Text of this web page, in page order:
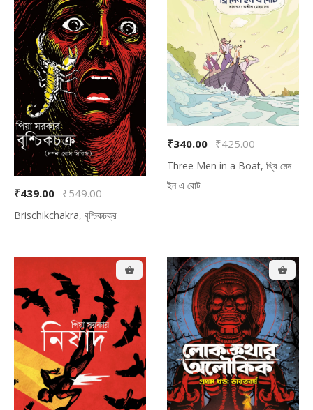
₹439.00 ₹549.00
Brischikchakra, বৃশ্চিকচক্র
₹340.00 ₹425.00
Three Men in a Boat, থ্রি মেন
ইন এ বোট